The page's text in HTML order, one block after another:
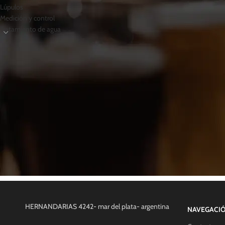
Lúpulos
Medición y control
Tratamiento de agua
HERNANDARIAS 4242- mar del plata- argentina